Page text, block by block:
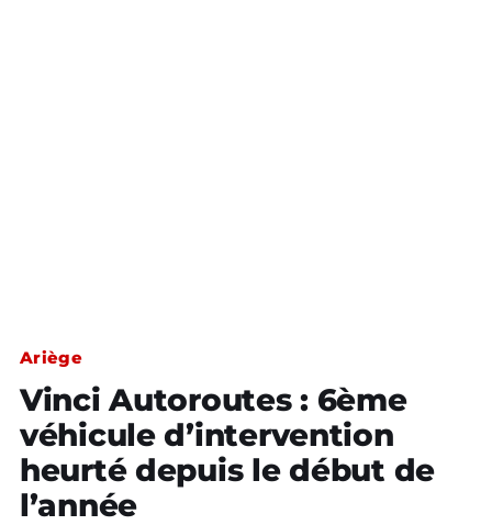
Ariège
Vinci Autoroutes : 6ème
véhicule d’intervention
heurté depuis le début de
l’année